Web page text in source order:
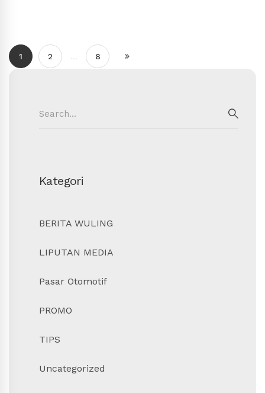
1 2 … 8
for:
Kategori
BERITA WULING
LIPUTAN MEDIA
Pasar Otomotif
PROMO
TIPS
Uncategorized